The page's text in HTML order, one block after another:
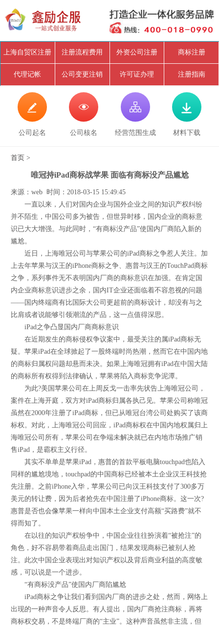
上海自贸区注册 注册流程费用 外资公司注册 商标注册
代理记帐 公司变更注销 许可证办理 注册指南

公司起名

公司核名

经营范围生成

材料下载
首页 >
唯冠持iPad商标战苹果 面临有商标没产品尴尬
来源：web 时间：2018-03-15 15:49:45
一直以来，人们对国内企业与国外企业之间的知识产权纠纷
并不陌生，中国公司多为被告，但世异时移，国内企业的商标意
识已大大增强。与此同时，“有商标没产品”使国内厂商陷入新的
尴尬。
近日，上海唯冠公司与苹果公司的iPad商标之争惹人关注。加
上去年苹果与汉王的iPhone商标之争、惠普与汉王的TouchPad商标
之争，系列事件无不表明国内厂商的商标意识在加强。在肯定国
内企业商标意识进步之余，国内IT企业还面临着不容忽视的问题
――国内终端商有比国际大公司更超前的商标设计，却没有与之
比肩或者说能够引领潮流的产品，这一点值得深思。
iPad之争凸显国内厂商商标意识
在近期发生的商标侵权争议案中，最受关注的属iPad商标无
疑。苹果iPad在全球掀起了一股终端时尚热潮，然而它在中国内地
的商标归属权问题却悬而未决。如果上海唯冠拥有iPad在中国大陆
的商标所有权得到法律确认，苹果将陷入商标竞争泥潭。
为此?美国苹果公司在上周反戈一击率先状告上海唯冠公司，
案件在上海开庭，双方对iPad商标归属各执己见。苹果公司称唯冠
虽然在2000年注册了iPad商标，但已从唯冠台湾公司处购买了该商
标权。对此，上海唯冠公司回应，iPad商标权在中国内地权属归上
海唯冠公司所有，苹果公司在争端未解决就已在内地市场推广销
售iPad，是霸权主义行径。
其实不单单是苹果iPad，惠普的首款平板电脑touchpad也陷入
同样的尴尬境地，touchpad的中国商标已经被本土企业汉王科技抢
先注册。之前iPhone入华，苹果公司已向汉王科技支付了300多万
美元的转让费，因为后者抢先在中国注册了iPhone商标。这一次?
惠普是否也会像苹果一样向中国本土企业支付高额“买路费”就不
得而知了。
在以往的知识产权纷争中，中国企业往往扮演着“被抢注”的
角色，好不容易带着商品走出国门，结果发现商标已被别人抢
注。此次中国企业表现出对知识产权以及背后商业利益的高度敏
感，可以说是一个进步。
“有商标没产品”使国内厂商陷尴尬
iPad商标之争让我们看到国内厂商的进步之处，然而，网络上
出现的一种声音令人反思。有人提出，国内厂商抢注商标，再将
商标权交易，不是终端厂商的“主业”。这种声音虽然非主流，但